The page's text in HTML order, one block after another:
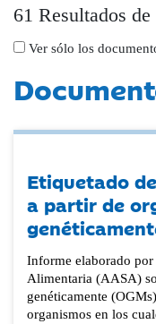
61 Resultados
Ver sólo los
Etiquetado
a partir de
Informe elaborado por
Alimentaria (AASA)
genéticamente
organismos en los